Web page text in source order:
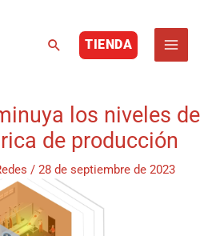
BuscarTIENDA
los niveles de
de producción
/ 28 de septiembre de 2023